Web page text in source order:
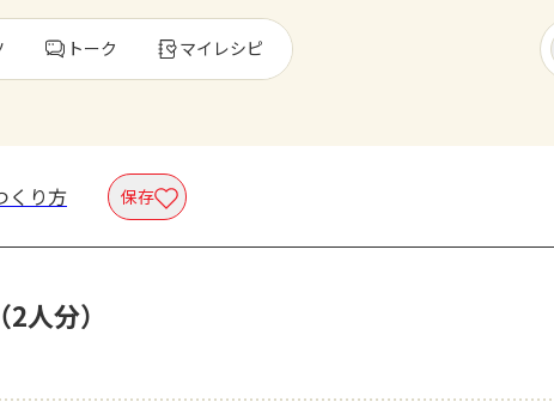
トーク マイレシピ
くり方 保存
人分）